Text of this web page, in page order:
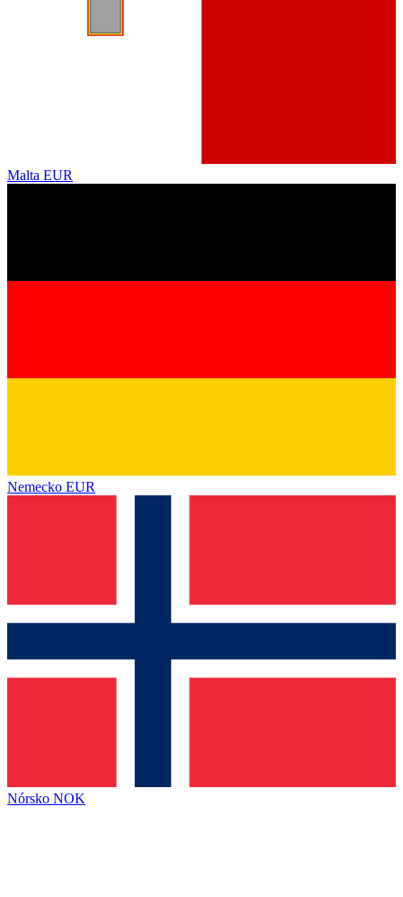
Malta EUR
Nemecko EUR
Nórsko NOK